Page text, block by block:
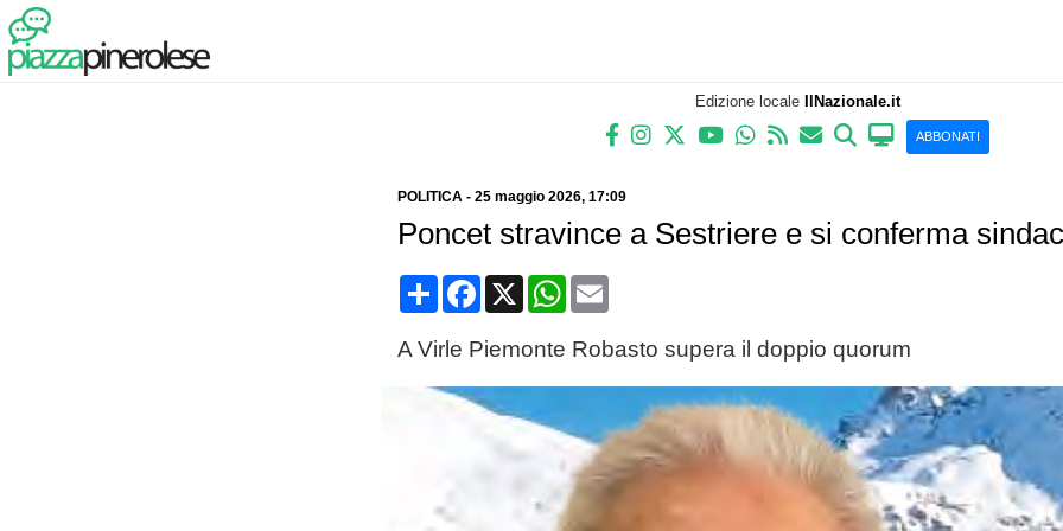
Edizione locale IlNazionale.it
ABBONATI
POLITICA- 25 maggio 2026, 17:09
Poncet stravince a Sestriere e si conferma
CondividiFacebook
X WhatsApp
Email
A Virle Piemonte Robasto supera il doppio quorum